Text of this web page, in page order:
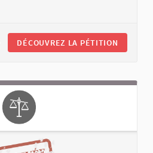
DÉCOUVREZ LA PÉTITION